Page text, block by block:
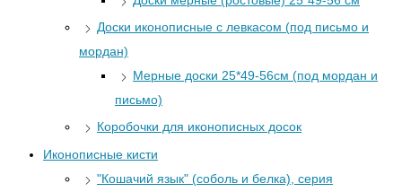
Доски иконописные с левкасом (под письмо и
мордан)
Мерные доски 25*49-56см (под мордан и
письмо)
Коробочки для иконописных досок
Иконописные кисти
"Кошачий язык" (соболь и белка), серия